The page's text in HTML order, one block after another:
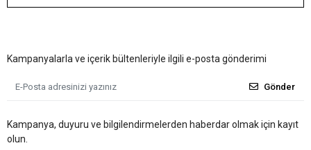
Kampanyalarla ve içerik bültenleriyle ilgili e-posta gönderimi
Gönder
Kampanya, duyuru ve bilgilendirmelerden haberdar olmak için kayıt
olun.